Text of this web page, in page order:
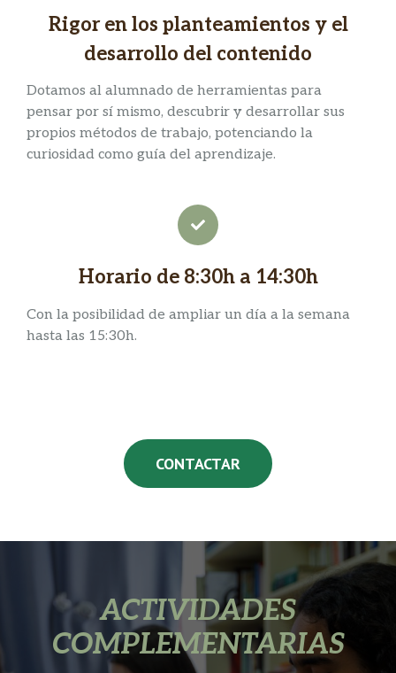
Rigor en los planteamientos y el
desarrollo del contenido
Dotamos al alumnado de herramientas para
pensar por sí mismo, descubrir y desarrollar sus
propios métodos de trabajo, potenciando la
curiosidad como guía del aprendizaje.
Horario de 8:30h a 14:30h
Con la posibilidad de ampliar un día a la semana
hasta las 15:30h.
CONTACTAR
ACTIVIDADES
COMPLEMENTARIAS